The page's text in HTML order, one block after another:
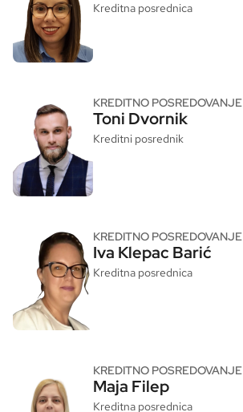
Kreditna posrednica
KREDITNO POSREDOVANJE
Toni Dvornik
Kreditni posrednik
KREDITNO POSREDOVANJE
Iva Klepac Barić
Kreditna posrednica
KREDITNO POSREDOVANJE
Maja Filep
Kreditna posrednica